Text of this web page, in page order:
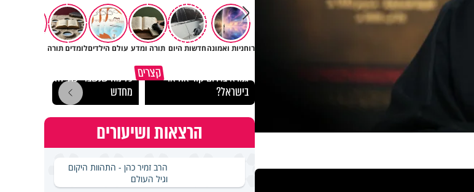
רוחניות ואמונהחדשות היום תורה ומדע עולם הילדיםלומדים תורה
קצרים גמרא בדרום קוריאה או
בישראל?
כל מה שנשבר יכול להיבנות
מחדש
הרצאות ושיעורים
הרב זמיר כהן - התהוות היקום
וגיל העולם